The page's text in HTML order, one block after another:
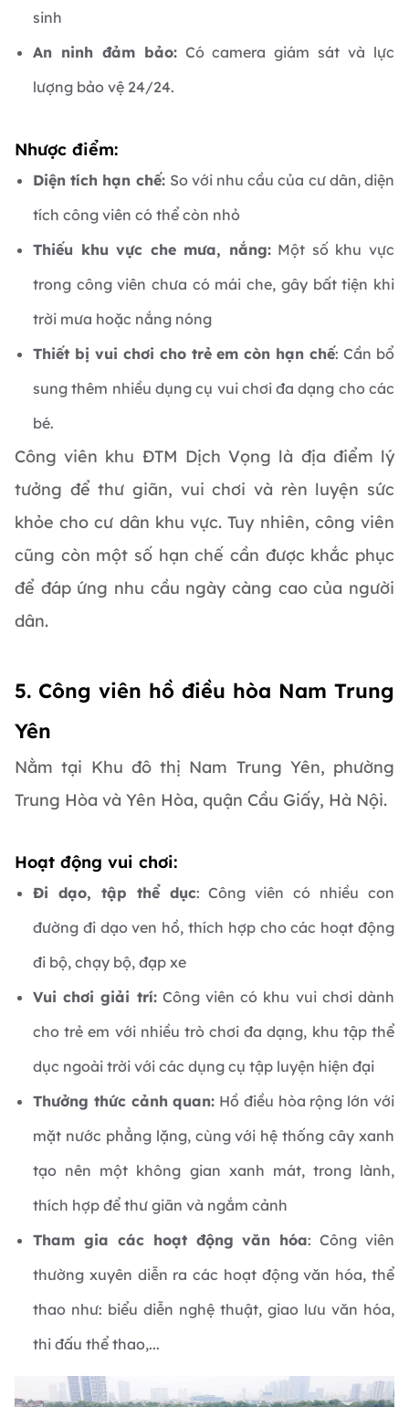
sinh
An ninh đảm bảo:Có camera giám sát và lực
lượng bảo vệ 24/24.
Nhược điểm:
Diện tích hạn chế: So với nhu cầu của cư dân, diện
tích công viên có thể còn nhỏ
Thiếu khu vực che mưa, nắng:Một số khu vực
trong công viên chưa có mái che, gây bất tiện khi
trời mưa hoặc nắng nóng
Thiết bị vui chơi cho trẻ em còn hạn chế: Cần bổ
sung thêm nhiều dụng cụ vui chơi đa dạng cho các
bé.
Công viên khu ĐTM Dịch Vọng là địa điểm lý
tưởng để thư giãn, vui chơi và rèn luyện sức
khỏe cho cư dân khu vực. Tuy nhiên, công viên
cũng còn một số hạn chế cần được khắc phục
để đáp ứng nhu cầu ngày càng cao của người
dân.
5. Công viên hồ điều hòa Nam Trung
Yên
Nằm tại Khu đô thị Nam Trung Yên, phường
Trung Hòa và Yên Hòa, quận Cầu Giấy, Hà Nội.
Hoạt động vui chơi:
Đi dạo, tập thể dục: Công viên có nhiều con
đường đi dạo ven hồ, thích hợp cho các hoạt động
đi bộ, chạy bộ, đạp xe
Vui chơi giải trí:Công viên có khu vui chơi dành
cho trẻ em với nhiều trò chơi đa dạng, khu tập thể
dục ngoài trời với các dụng cụ tập luyện hiện đại
Thưởng thức cảnh quan: Hồ điều hòa rộng lớn với
mặt nước phẳng lặng, cùng với hệ thống cây xanh
tạo nên một không gian xanh mát, trong lành,
thích hợp để thư giãn và ngắm cảnh
Tham gia các hoạt động văn hóa: Công viên
thường xuyên diễn ra các hoạt động văn hóa, thể
thao như: biểu diễn nghệ thuật, giao lưu văn hóa,
thi đấu thể thao,...